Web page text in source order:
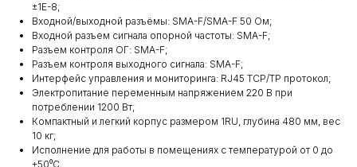
±1Е-8;
Входной/выходной разъёмы: SMA-F/SMA-F 50 Ом;
Входной разъем сигнала опорной частоты: SMA-F;
Разъем контроля ОГ: SMA-F;
Разъем контроля выходного сигнала: SMA-F;
Интерфейс управления и мониторинга: RJ45 TCP/TP протокол;
Электропитание переменным напряжением 220 В при
потреблении 1200 Вт;
Компактный и легкий корпус размером 1RU, глубина 480 мм, вес
10 кг;
Исполнение для работы в помещениях с температурой от 0 до
+50⁰С.